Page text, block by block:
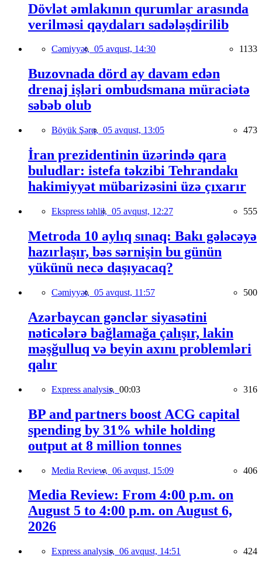
Dövlət əmlakının qurumlar arasında
verilməsi qaydaları sadələşdirilib
Cəmiyyət, 05 avqust, 14:30 1133
Buzovnada dörd ay davam edən
drenaj işləri ombudsmana müraciətə
səbəb olub
Böyük Şərq, 05 avqust, 13:05 473
İran prezidentinin üzərində qara
buludlar: istefa təkzibi Tehrandakı
hakimiyyət mübarizəsini üzə çıxarır
Ekspress təhlil, 05 avqust, 12:27 555
Metroda 10 aylıq sınaq: Bakı gələcəyə
hazırlaşır, bəs sərnişin bu günün
yükünü necə daşıyacaq?
Cəmiyyət, 05 avqust, 11:57 500
Azərbaycan gənclər siyasətini
nəticələrə bağlamağa çalışır, lakin
məşğulluq və beyin axını problemləri
qalır
Express analysis, 00:03 316
BP and partners boost ACG capital
spending by 31% while holding
output at 8 million tonnes
Media Review, 06 avqust, 15:09 406
Media Review: From 4:00 p.m. on
August 5 to 4:00 p.m. on August 6,
2026
Express analysis, 06 avqust, 14:51 424